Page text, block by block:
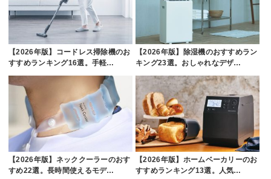
【2026年版】コードレス掃除機のお
すすめランキング16選。手軽…
【2026年版】除湿機のおすすめラン
キング23選。おしゃれなデザ…
【2026年版】ネッククーラーのおす
すめ22選。長時間使えるモデ…
【2026年版】ホームベーカリーのお
すすめランキング13選。人気…